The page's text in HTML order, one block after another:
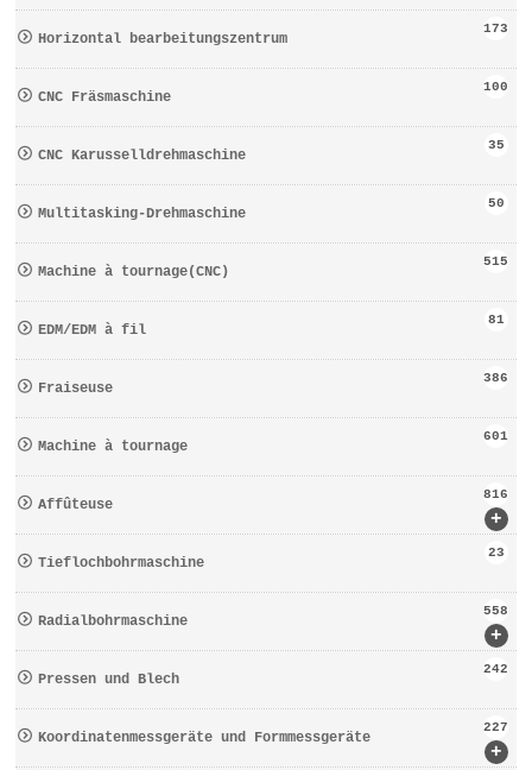
Horizontal bearbeitungszentrum
173
CNC Fräsmaschine
100
CNC Karusselldrehmaschine
35
Multitasking-Drehmaschine
50
Machine à tournage(CNC)
515
EDM/EDM à fil
81
Fraiseuse
386
Machine à tournage
601
+
Affûteuse
816
Tieflochbohrmaschine
23
+
Radialbohrmaschine
558
Pressen und Blech
242
+
Koordinatenmessgeräte und Formmessgeräte
227